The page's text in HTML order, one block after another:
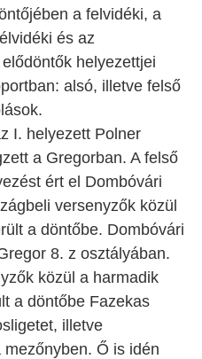
a felvidéki, a
és az
helyezettjei
alsó, illetve felső
I. helyezett Polner
a Gregorban. A felső
ért el Dombóvári
versenyzők közül
a döntőbe. Dombóvári
8. z osztályában.
közül a harmadik
a döntőbe Fazekas
illetve
Ő is idén